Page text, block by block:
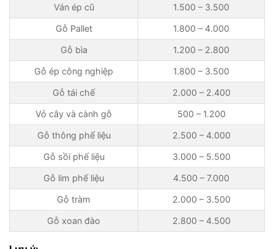
Ván ép cũ 1.500 – 3.500
Gỗ Pallet 1.800 – 4.000
Gỗ bìa 1.200 – 2.800
Gỗ ép công nghiệp 1.800 – 3.500
Gỗ tái chế 2.000 – 2.400
Vỏ cây và cành gỗ 500 – 1.200
Gỗ thông phế liệu 2.500 – 4.000
Gỗ sồi phế liệu 3.000 – 5.500
Gỗ lim phế liệu 4.500 – 7.000
Gỗ tràm 2.000 – 3.500
Gỗ xoan đào 2.800 – 4.500